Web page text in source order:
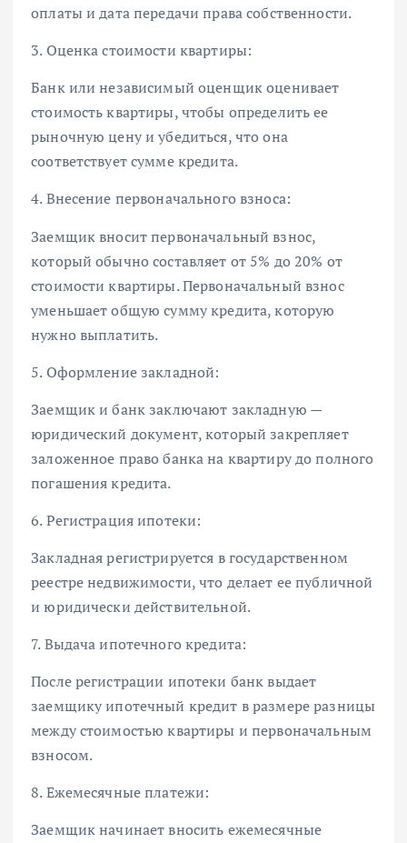
оплаты и дата передачи права собственности.
3. Оценка стоимости квартиры:
Банк или независимый оценщик оценивает
стоимость квартиры, чтобы определить ее
рыночную цену и убедиться, что она
соответствует сумме кредита.
4. Внесение первоначального взноса:
Заемщик вносит первоначальный взнос,
который обычно составляет от 5% до 20% от
стоимости квартиры. Первоначальный взнос
уменьшает общую сумму кредита, которую
нужно выплатить.
5. Оформление закладной:
Заемщик и банк заключают закладную —
юридический документ, который закрепляет
заложенное право банка на квартиру до полного
погашения кредита.
6. Регистрация ипотеки:
Закладная регистрируется в государственном
реестре недвижимости, что делает ее публичной
и юридически действительной.
7. Выдача ипотечного кредита:
После регистрации ипотеки банк выдает
заемщику ипотечный кредит в размере разницы
между стоимостью квартиры и первоначальным
взносом.
8. Ежемесячные платежи:
Заемщик начинает вносить ежемесячные